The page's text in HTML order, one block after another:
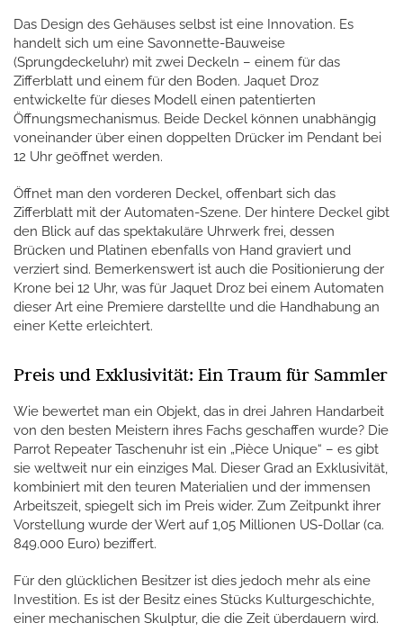
Das Design des Gehäuses selbst ist eine Innovation. Es
handelt sich um eine Savonnette-Bauweise
(Sprungdeckeluhr) mit zwei Deckeln – einem für das
Zifferblatt und einem für den Boden. Jaquet Droz
entwickelte für dieses Modell einen patentierten
Öffnungsmechanismus. Beide Deckel können unabhängig
voneinander über einen doppelten Drücker im Pendant bei
12 Uhr geöffnet werden.
Öffnet man den vorderen Deckel, offenbart sich das
Zifferblatt mit der Automaten-Szene. Der hintere Deckel gibt
den Blick auf das spektakuläre Uhrwerk frei, dessen
Brücken und Platinen ebenfalls von Hand graviert und
verziert sind. Bemerkenswert ist auch die Positionierung der
Krone bei 12 Uhr, was für Jaquet Droz bei einem Automaten
dieser Art eine Premiere darstellte und die Handhabung an
einer Kette erleichtert.
Preis und Exklusivität: Ein Traum für Sammler
Wie bewertet man ein Objekt, das in drei Jahren Handarbeit
von den besten Meistern ihres Fachs geschaffen wurde? Die
Parrot Repeater Taschenuhr ist ein „Pièce Unique“ – es gibt
sie weltweit nur ein einziges Mal. Dieser Grad an Exklusivität,
kombiniert mit den teuren Materialien und der immensen
Arbeitszeit, spiegelt sich im Preis wider. Zum Zeitpunkt ihrer
Vorstellung wurde der Wert auf 1,05 Millionen US-Dollar (ca.
849.000 Euro) beziffert.
Für den glücklichen Besitzer ist dies jedoch mehr als eine
Investition. Es ist der Besitz eines Stücks Kulturgeschichte,
einer mechanischen Skulptur, die die Zeit überdauern wird.